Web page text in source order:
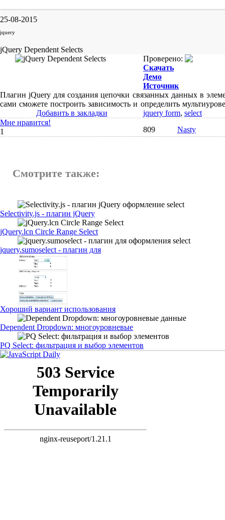
25-08-2015
jquery
jQuery Dependent Selects
Проверено:
Скачать
Демо
Источник
Плагин jQuery для создания цепочки связанных данных в
сами сможете построить зависимость и определить
Добавить в закладки
jquery form, select
Мне нравится!
1
809 Nasty
Смотрите также:
Selectivity.js - плагин jQuery
jQuery.lcn Circle Range Select
jquery.sumoselect - плагин для
Хороший вариант использования
Dependent Dropdown: многоуровневые
PQ Select: фильтрация и выбор элементов